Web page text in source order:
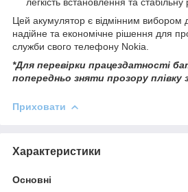
Цей акумулятор є відмінним вибором
надійне та економічне рішення для
служби свого телефону Nokia.
*Для перевірки працездатності
попередньо зняти прозору плівку
Приховати
Характеристики
Основні